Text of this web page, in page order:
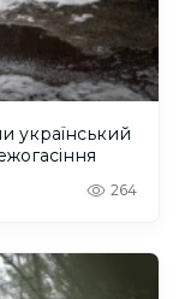
український
264